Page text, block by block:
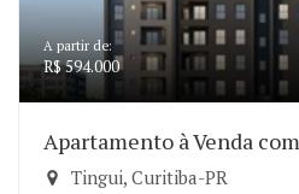
A partir de:
R$ 594.000
Apartamento à Venda
Tingui, Curitiba-PR